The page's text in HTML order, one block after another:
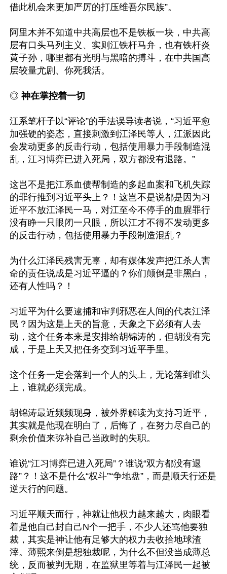
借此机会来更加严厉的打压维吾尔民族”。
阿里木并不知道中共高层也不是铁板一块，中共高
层有口头马列主义、实则江铁杆马弁，也有铁杆炎
黄子孙，哪里都有光明与黑暗的搏斗，在中共国高
层较量尤剧、你死我活。
◎ 神在掌控着一切
江系笔杆子以“评论”的手法误导读者说，“习近平愈
加强硬的姿态，直接刺激到江泽民等人，江派因此
会发动更多的反击行动，包括使用暴力手段制造混
乱，江习博弈已进入死局，双方都没有退路。”
这岂不是把江系血债帮制造的多起血案和飞机失踪
的罪行推到习近平头上？！这岂不是说都是因为习
近平不放江泽民一马，对江至今不停手的血腥罪行
没有睁一只眼闭一只眼，所以江才不得不发动更多
的反击行动，包括使用暴力手段制造混乱？
为什么江泽民残害无辜，却有媒体发声把江杀人害
命的责任说成是习近平逼的？你们颠倒是非黑白，
还有人性吗？！
习近平为什么要逮捕和审判邪恶在人间的代表江泽
民？因为这是上天的旨意，天象之下必须有人去
动，这个任务本来是安排给胡锦涛的，但胡没有完
成，于是上天又把任务交到习近平手里。
这个任务一定会落到一个人的头上，无论落到谁头
上，谁就必须完成。
胡锦涛最近频频现身，被外界解读为支持习近平，
其实就是他现在明白了，后悔了，在努力尽自己的
剩余价值来弥补自己当政时的失职。
谁说“江习博弈已进入死局”？谁说“双方都没有退
路”？！这不是什么“权斗”“争地盘”，而是顺天行还是
逆天行的问题。
习近平顺天而行，神就让他权力越来越大，肉眼看
着是他自己封自己N个一把手，不少人还骂他要独
裁，其实是神让他有足够大的权力去收拾地球渣
滓。薄熙来倒是想独裁呢，为什么不但没当成薄总
统，反而被判无期，在监狱里等着与江泽民一起被